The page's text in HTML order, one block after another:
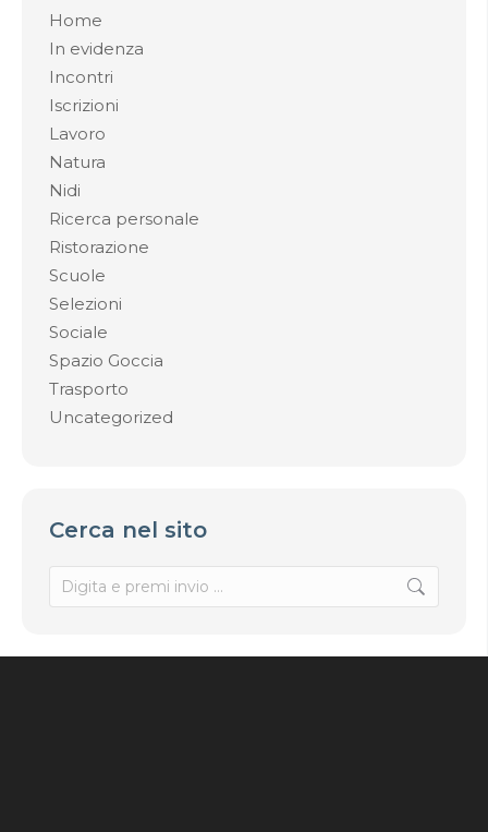
Home
In evidenza
Incontri
Iscrizioni
Lavoro
Natura
Nidi
Ricerca personale
Ristorazione
Scuole
Selezioni
Sociale
Spazio Goccia
Trasporto
Uncategorized
Cerca nel sito